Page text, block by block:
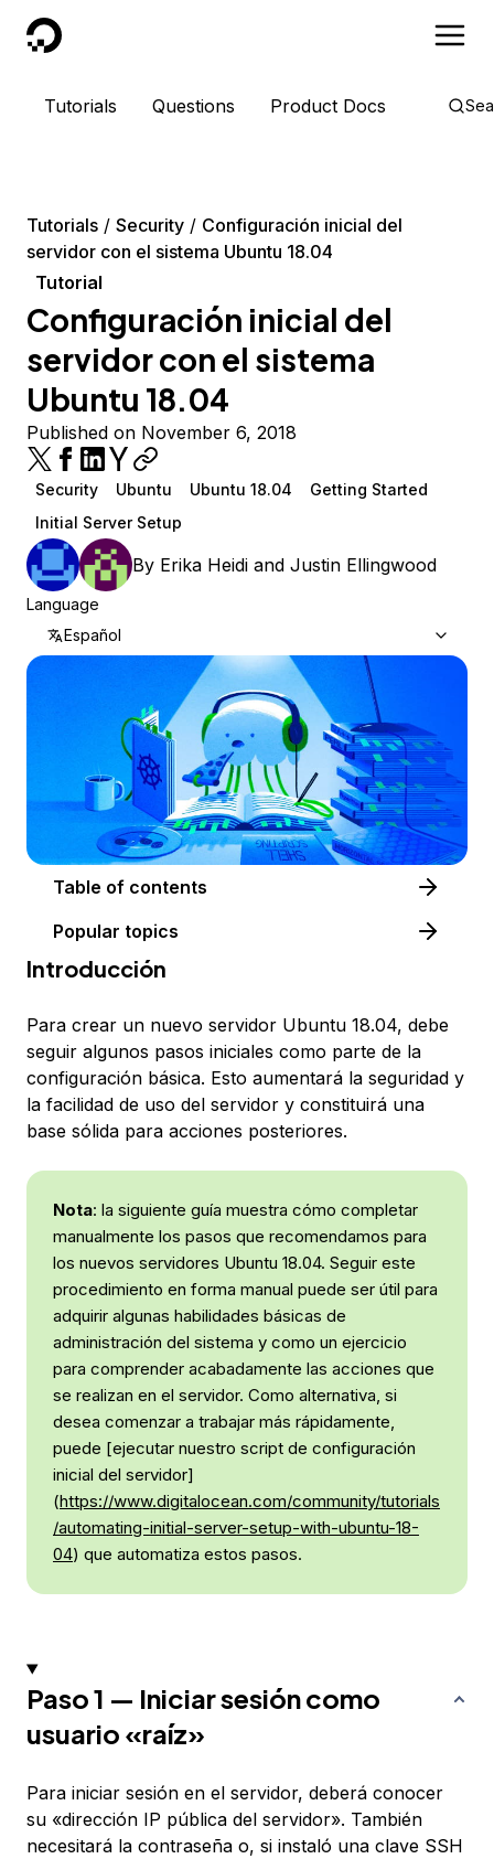
DigitalOcean
Tutorials Questions Product Docs
Tutorials Security
Configuración inicial del
servidor con el sistema Ubuntu 18.04
Tutorial
Configuración inicial del
servidor con el sistema
Ubuntu 18.04
Published on November 6, 2018
Security Ubuntu Ubuntu 18.04
Getting Started
Initial Server Setup
By Erika Heidi and Justin Ellingwood
Language
Español
Table of contents
Popular topics
Introducción
Para crear un nuevo servidor Ubuntu 18.04, debe
seguir algunos pasos iniciales como parte de la
configuración básica. Esto aumentará la seguridad y
la facilidad de uso del servidor y constituirá una
base sólida para acciones posteriores.
Nota: la siguiente guía muestra cómo completar
manualmente los pasos que recomendamos para
los nuevos servidores Ubuntu 18.04. Seguir este
procedimiento en forma manual puede ser útil para
adquirir algunas habilidades básicas de
administración del sistema y como un ejercicio
para comprender acabadamente las acciones que
se realizan en el servidor. Como alternativa, si
desea comenzar a trabajar más rápidamente,
puede [ejecutar nuestro script de configuración
inicial del servidor]
(https://www.digitalocean.com/community/tutorials
/automating-initial-server-setup-with-ubuntu-18-
04) que automatiza estos pasos.
Paso 1 — Iniciar sesión como
usuario «raíz»
Para iniciar sesión en el servidor, deberá conocer
su «dirección IP pública del servidor». También
necesitará la contraseña o, si instaló una clave SSH